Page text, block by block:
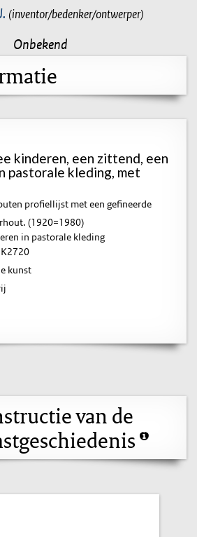
(inventor/bedenker/ontwerper)
Onbekend
kinderen, een zittend, een
pastorale kleding, met
profiellijst met een gefineerde
(1920=1980)
in pastorale kleding
kunst
van de